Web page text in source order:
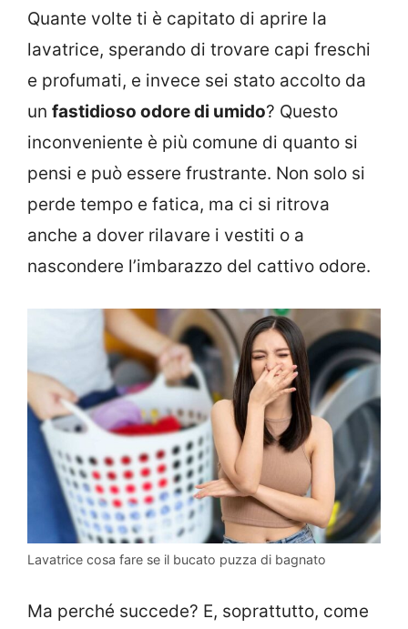
Quante volte ti è capitato di aprire la
lavatrice, sperando di trovare capi freschi
e profumati, e invece sei stato accolto da
un fastidioso odore di umido? Questo
inconveniente è più comune di quanto si
pensi e può essere frustrante. Non solo si
perde tempo e fatica, ma ci si ritrova
anche a dover rilavare i vestiti o a
nascondere l’imbarazzo del cattivo odore.
Lavatrice cosa fare se il bucato puzza di bagnato
Ma perché succede? E, soprattutto, come